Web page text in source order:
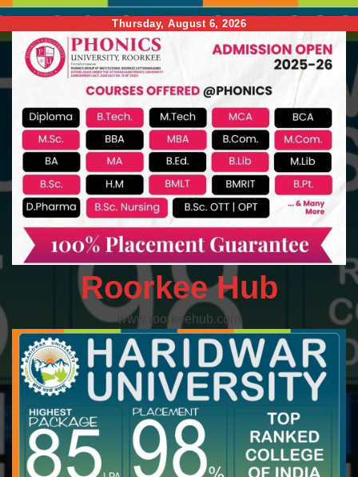
to
content
Thursday, August 6, 2026
Roorkee Hub
www.roorkeehub.com